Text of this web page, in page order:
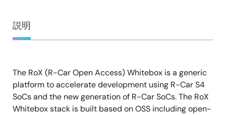
概
要
説明
説
明
The RoX (R-Car Open Access) Whitebox is a generic
platform to accelerate development using R-Car S4
SoCs and the new generation of R-Car SoCs. The RoX
Whitebox stack is built based on OSS including open-